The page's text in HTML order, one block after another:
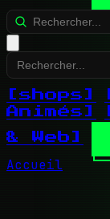
[shops]
Animés]
& Web]
Accueil